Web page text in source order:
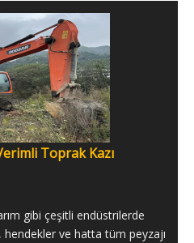
Toprak Kazı
gibi çeşitli endüstrilerde
ve hatta tüm peyzajı